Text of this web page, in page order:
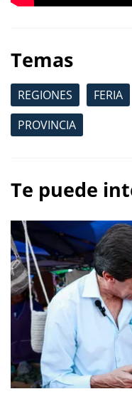
Temas
REGIONES FERIA
PROVINCIA
Te puede